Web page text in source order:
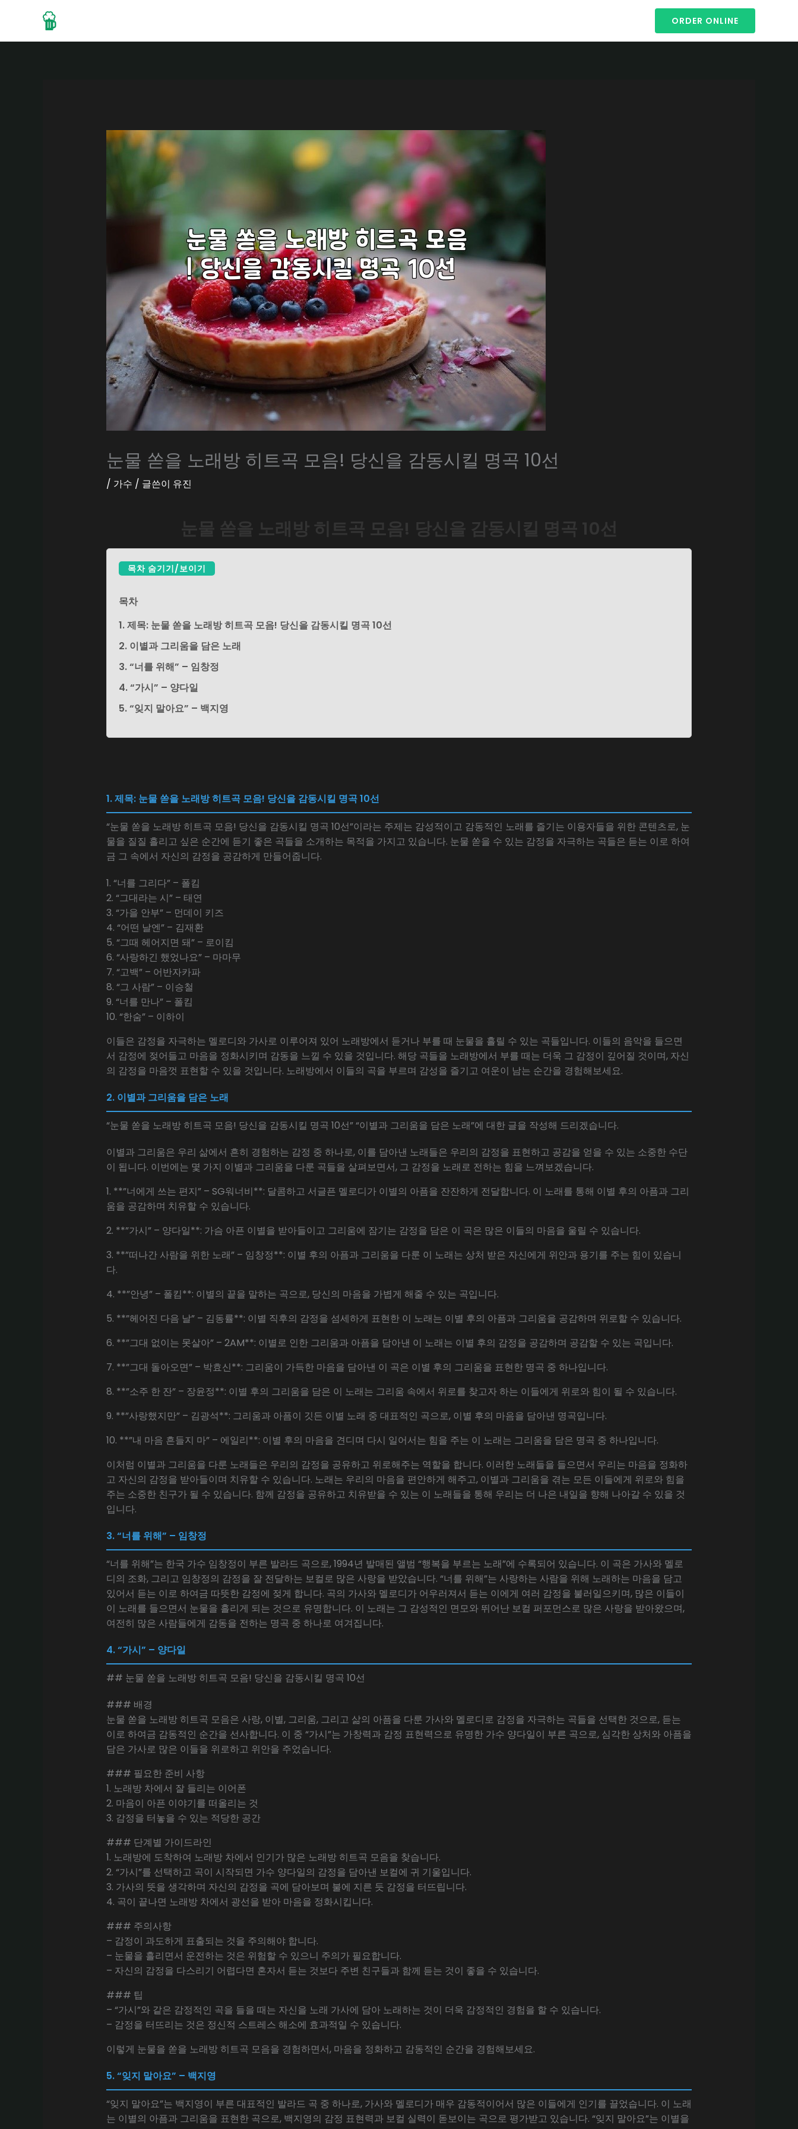
ORDER ONLINE
눈물 쏟을 노래방 히트곡 모음! 당신을 감동시킬 명곡 10선
/ 가수 / 글쓴이 유진
눈물 쏟을 노래방 히트곡 모음! 당신을 감동시킬 명곡 10선
목차 숨기기/보이기
목차
1. 제목: 눈물 쏟을 노래방 히트곡 모음! 당신을 감동시킬 명곡 10선
2. 이별과 그리움을 담은 노래
3. “너를 위해” – 임창정
4. “가시” – 양다일
5. “잊지 말아요” – 백지영
1. 제목: 눈물 쏟을 노래방 히트곡 모음! 당신을 감동시킬 명곡 10선
“눈물 쏟을 노래방 히트곡 모음! 당신을 감동시킬 명곡 10선”이라는 주제는 감성적이고 감동적인 노래를 즐기는 이용자들을 위한 콘텐츠로, 눈
물을 질질 흘리고 싶은 순간에 듣기 좋은 곡들을 소개하는 목적을 가지고 있습니다. 눈물 쏟을 수 있는 감정을 자극하는 곡들은 듣는 이로 하여
금 그 속에서 자신의 감정을 공감하게 만들어줍니다.
1. “너를 그리다” – 폴킴
2. “그대라는 시” – 태연
3. “가을 안부” – 먼데이 키즈
4. “어떤 날엔” – 김재환
5. “그때 헤어지면 돼” – 로이킴
6. “사랑하긴 했었나요” – 마마무
7. “고백” – 어반자카파
8. “그 사람” – 이승철
9. “너를 만나” – 폴킴
10. “한숨” – 이하이
이들은 감정을 자극하는 멜로디와 가사로 이루어져 있어 노래방에서 듣거나 부를 때 눈물을 흘릴 수 있는 곡들입니다. 이들의 음악을 들으면
서 감정에 젖어들고 마음을 정화시키며 감동을 느낄 수 있을 것입니다. 해당 곡들을 노래방에서 부를 때는 더욱 그 감정이 깊어질 것이며, 자신
의 감정을 마음껏 표현할 수 있을 것입니다. 노래방에서 이들의 곡을 부르며 감성을 즐기고 여운이 남는 순간을 경험해보세요.
2. 이별과 그리움을 담은 노래
“눈물 쏟을 노래방 히트곡 모음! 당신을 감동시킬 명곡 10선” “이별과 그리움을 담은 노래”에 대한 글을 작성해 드리겠습니다.
이별과 그리움은 우리 삶에서 흔히 경험하는 감정 중 하나로, 이를 담아낸 노래들은 우리의 감정을 표현하고 공감을 얻을 수 있는 소중한 수단
이 됩니다. 이번에는 몇 가지 이별과 그리움을 다룬 곡들을 살펴보면서, 그 감정을 노래로 전하는 힘을 느껴보겠습니다.
1. **”너에게 쓰는 편지” – SG워너비**: 달콤하고 서글픈 멜로디가 이별의 아픔을 잔잔하게 전달합니다. 이 노래를 통해 이별 후의 아픔과 그리
움을 공감하며 치유할 수 있습니다.
2. **”가시” – 양다일**: 가슴 아픈 이별을 받아들이고 그리움에 잠기는 감정을 담은 이 곡은 많은 이들의 마음을 울릴 수 있습니다.
3. **”떠나간 사람을 위한 노래” – 임창정**: 이별 후의 아픔과 그리움을 다룬 이 노래는 상처 받은 자신에게 위안과 용기를 주는 힘이 있습니
다.
4. **”안녕” – 폴킴**: 이별의 끝을 말하는 곡으로, 당신의 마음을 가볍게 해줄 수 있는 곡입니다.
5. **”헤어진 다음 날” – 김동률**: 이별 직후의 감정을 섬세하게 표현한 이 노래는 이별 후의 아픔과 그리움을 공감하며 위로할 수 있습니다.
6. **”그대 없이는 못살아” – 2AM**: 이별로 인한 그리움과 아픔을 담아낸 이 노래는 이별 후의 감정을 공감하며 공감할 수 있는 곡입니다.
7. **”그대 돌아오면” – 박효신**: 그리움이 가득한 마음을 담아낸 이 곡은 이별 후의 그리움을 표현한 명곡 중 하나입니다.
8. **”소주 한 잔” – 장윤정**: 이별 후의 그리움을 담은 이 노래는 그리움 속에서 위로를 찾고자 하는 이들에게 위로와 힘이 될 수 있습니다.
9. **”사랑했지만” – 김광석**: 그리움과 아픔이 깃든 이별 노래 중 대표적인 곡으로, 이별 후의 마음을 담아낸 명곡입니다.
10. **”내 마음 흔들지 마” – 에일리**: 이별 후의 마음을 견디며 다시 일어서는 힘을 주는 이 노래는 그리움을 담은 명곡 중 하나입니다.
이처럼 이별과 그리움을 다룬 노래들은 우리의 감정을 공유하고 위로해주는 역할을 합니다. 이러한 노래들을 들으면서 우리는 마음을 정화하
고 자신의 감정을 받아들이며 치유할 수 있습니다. 노래는 우리의 마음을 편안하게 해주고, 이별과 그리움을 겪는 모든 이들에게 위로와 힘을
주는 소중한 친구가 될 수 있습니다. 함께 감정을 공유하고 치유받을 수 있는 이 노래들을 통해 우리는 더 나은 내일을 향해 나아갈 수 있을 것
입니다.
3. “너를 위해” – 임창정
“너를 위해”는 한국 가수 임창정이 부른 발라드 곡으로, 1994년 발매된 앨범 “행복을 부르는 노래”에 수록되어 있습니다. 이 곡은 가사와 멜로
디의 조화, 그리고 임창정의 감정을 잘 전달하는 보컬로 많은 사랑을 받았습니다. “너를 위해”는 사랑하는 사람을 위해 노래하는 마음을 담고
있어서 듣는 이로 하여금 따뜻한 감정에 젖게 합니다. 곡의 가사와 멜로디가 어우러져서 듣는 이에게 여러 감정을 불러일으키며, 많은 이들이
이 노래를 들으면서 눈물을 흘리게 되는 것으로 유명합니다. 이 노래는 그 감성적인 면모와 뛰어난 보컬 퍼포먼스로 많은 사랑을 받아왔으며,
여전히 많은 사람들에게 감동을 전하는 명곡 중 하나로 여겨집니다.
4. “가시” – 양다일
## 눈물 쏟을 노래방 히트곡 모음! 당신을 감동시킬 명곡 10선
### 배경
눈물 쏟을 노래방 히트곡 모음은 사랑, 이별, 그리움, 그리고 삶의 아픔을 다룬 가사와 멜로디로 감정을 자극하는 곡들을 선택한 것으로, 듣는
이로 하여금 감동적인 순간을 선사합니다. 이 중 “가시”는 가창력과 감정 표현력으로 유명한 가수 양다일이 부른 곡으로, 심각한 상처와 아픔을
담은 가사로 많은 이들을 위로하고 위안을 주었습니다.
### 필요한 준비 사항
1. 노래방 차에서 잘 들리는 이어폰
2. 마음이 아픈 이야기를 떠올리는 것
3. 감정을 터놓을 수 있는 적당한 공간
### 단계별 가이드라인
1. 노래방에 도착하여 노래방 차에서 인기가 많은 노래방 히트곡 모음을 찾습니다.
2. “가시”를 선택하고 곡이 시작되면 가수 양다일의 감정을 담아낸 보컬에 귀 기울입니다.
3. 가사의 뜻을 생각하며 자신의 감정을 곡에 담아보며 불에 지른 듯 감정을 터뜨립니다.
4. 곡이 끝나면 노래방 차에서 광선을 받아 마음을 정화시킵니다.
### 주의사항
– 감정이 과도하게 표출되는 것을 주의해야 합니다.
– 눈물을 흘리면서 운전하는 것은 위험할 수 있으니 주의가 필요합니다.
– 자신의 감정을 다스리기 어렵다면 혼자서 듣는 것보다 주변 친구들과 함께 듣는 것이 좋을 수 있습니다.
### 팁
– “가시”와 같은 감정적인 곡을 들을 때는 자신을 노래 가사에 담아 노래하는 것이 더욱 감정적인 경험을 할 수 있습니다.
– 감정을 터뜨리는 것은 정신적 스트레스 해소에 효과적일 수 있습니다.
이렇게 눈물을 쏟을 노래방 히트곡 모음을 경험하면서, 마음을 정화하고 감동적인 순간을 경험해보세요.
5. “잊지 말아요” – 백지영
“잊지 말아요”는 백지영이 부른 대표적인 발라드 곡 중 하나로, 가사와 멜로디가 매우 감동적이어서 많은 이들에게 인기를 끌었습니다. 이 노래
는 이별의 아픔과 그리움을 표현한 곡으로, 백지영의 감정 표현력과 보컬 실력이 돋보이는 곡으로 평가받고 있습니다. “잊지 말아요”는 이별을